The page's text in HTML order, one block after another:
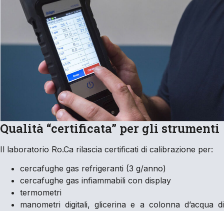
Qualità “certificata” per gli strumenti
Il laboratorio Ro.Ca rilascia certificati di calibrazione per:
cercafughe gas refrigeranti (3 g/anno)
cercafughe gas infiammabili con display
termometri
manometri digitali, glicerina e a colonna d’acqua di